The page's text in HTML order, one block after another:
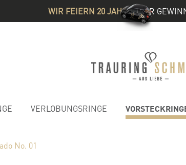
WIR FEIERN 20 JAHRE& IHR
VERLOBUNGSRINGE
No. 01